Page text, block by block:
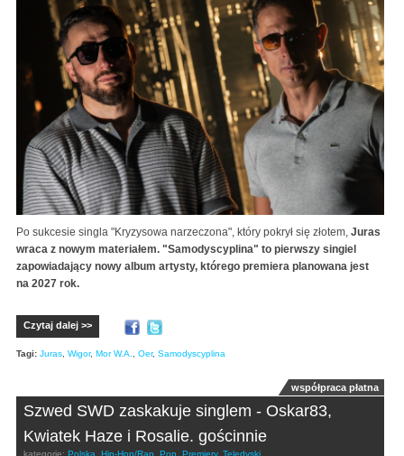
Po sukcesie singla "Kryzysowa narzeczona", który pokrył się złotem, Juras
wraca z nowym materiałem. "Samodyscyplina" to pierwszy singiel
zapowiadający nowy album artysty, którego premiera planowana jest
na 2027 rok.
Czytaj dalej >>
Tagi: Juras, Wigor, Mor W.A., Oer, Samodyscyplina
współpraca płatna
Szwed SWD zaskakuje singlem - Oskar83,
Kwiatek Haze i Rosalie. gościnnie